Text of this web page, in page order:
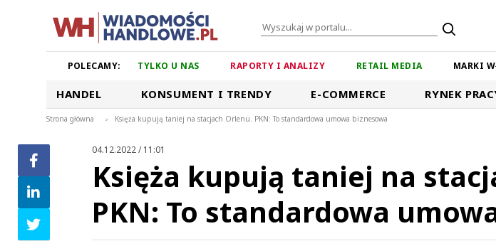
POLECAMY: TYLKO U NAS RAPORTY I ANALIZY RETAIL MEDIA MARKI
HANDEL KONSUMENT I TRENDY E-COMMERCE RYNEK
Strona główna > Księża kupują taniej na stacjach Orlenu. PKN: To standardowa umowa biznesowa
04.12.2022 / 11:01
Księża kupują taniej na
PKN: To standardowa